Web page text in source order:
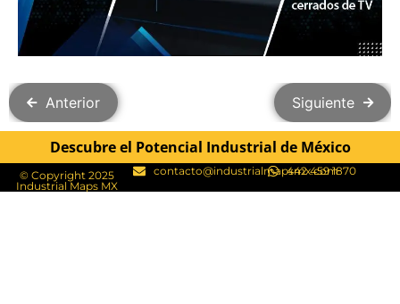
Anterior Siguiente
Descubre el Potencial Industrial de México
© Copyright 2025
Industrial Maps MX​
contacto@industrialmapsmx.com
442 459 1870